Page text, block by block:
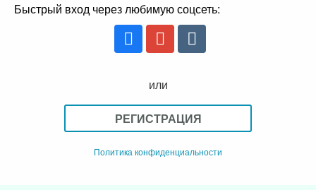
Быстрый вход через любимую соцсеть:
или
РЕГИСТРАЦИЯ
Политика конфиденциальности